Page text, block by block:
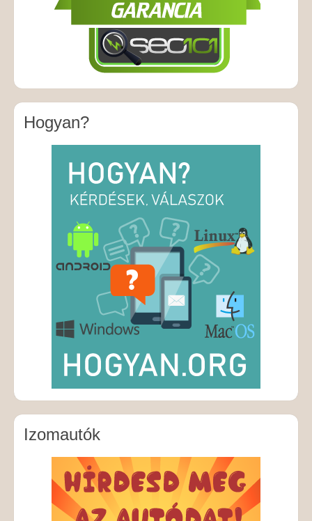
Hogyan?
Izomautók